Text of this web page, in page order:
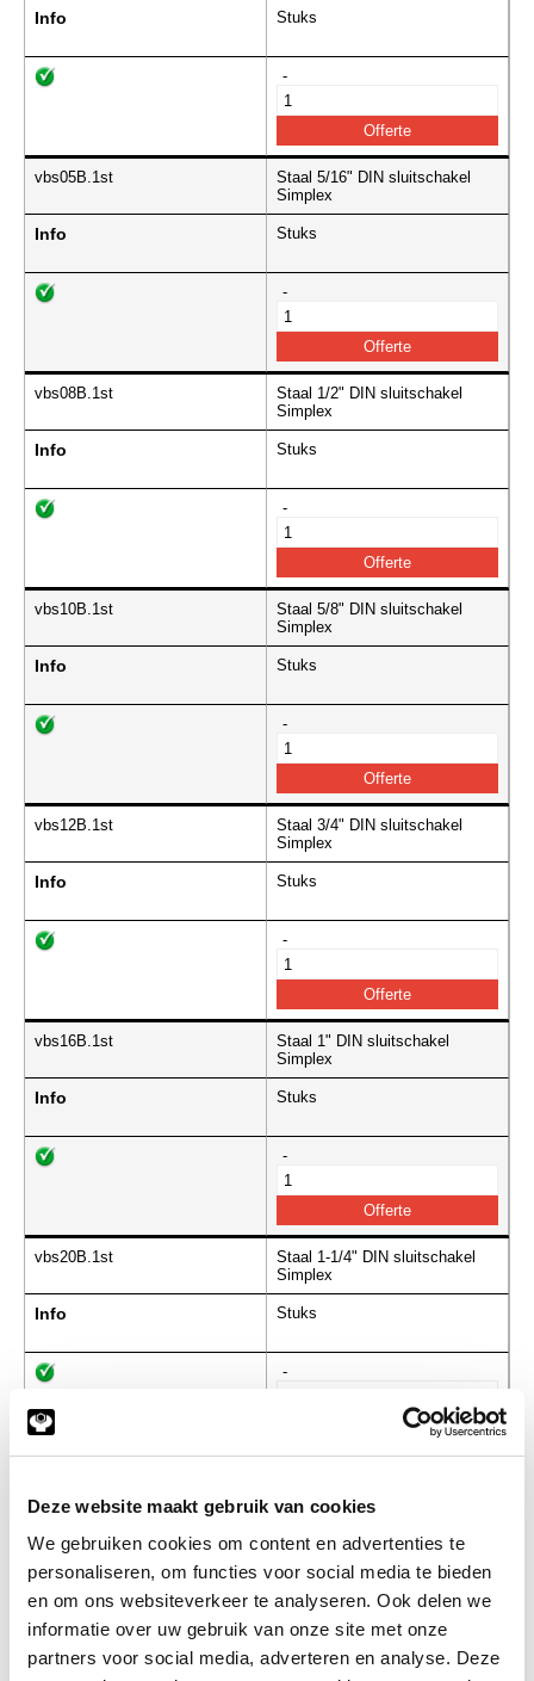
Deze website maakt gebruik van cookies
We gebruiken cookies om content en advertenties te
personaliseren, om functies voor social media te bieden
en om ons websiteverkeer te analyseren. Ook delen we
informatie over uw gebruik van onze site met onze
partners voor social media, adverteren en analyse. Deze
Info Stuks
-
vbs05B.1st
Staal 5/16" DIN sluitschakel
Simplex
Info Stuks
-
vbs08B.1st
Staal 1/2" DIN sluitschakel
Simplex
Info Stuks
-
vbs10B.1st
Staal 5/8" DIN sluitschakel
Simplex
Info Stuks
-
vbs12B.1st
Staal 3/4" DIN sluitschakel
Simplex
Info Stuks
-
vbs16B.1st
Staal 1" DIN sluitschakel
Simplex
Info Stuks
-
vbs20B.1st
Staal 1-1/4" DIN sluitschakel
Simplex
Info Stuks
-